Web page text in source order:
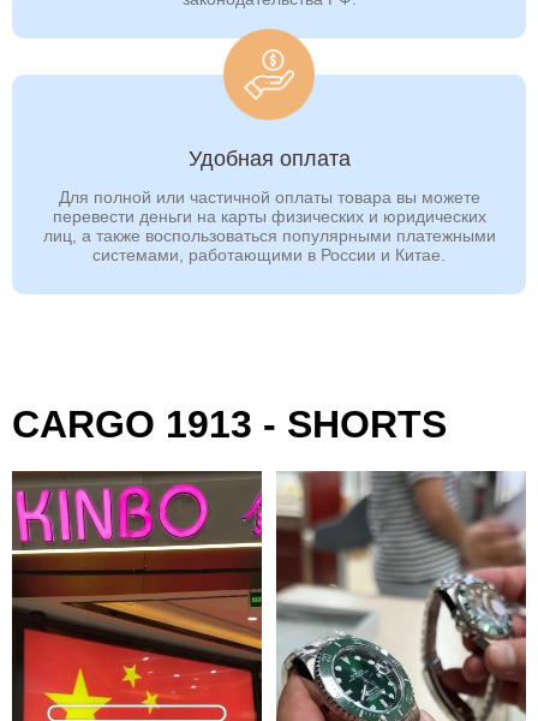
Удобная оплата
Для полной или частичной оплаты товара вы можете
перевести деньги на карты физических и юридических
лиц, а также воспользоваться популярными платежными
системами, работающими в России и Китае.
CARGO 1913 - SHORTS